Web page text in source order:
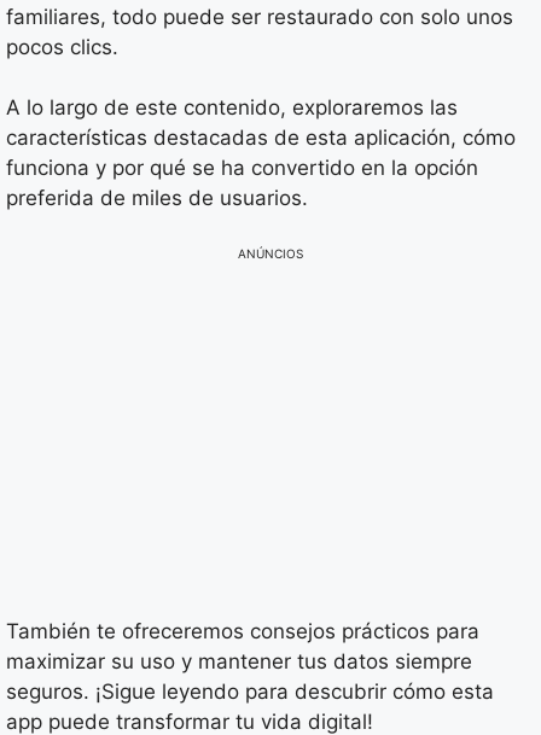
familiares, todo puede ser restaurado con solo unos
pocos clics.
A lo largo de este contenido, exploraremos las
características destacadas de esta aplicación, cómo
funciona y por qué se ha convertido en la opción
preferida de miles de usuarios.
ANÚNCIOS
También te ofreceremos consejos prácticos para
maximizar su uso y mantener tus datos siempre
seguros. ¡Sigue leyendo para descubrir cómo esta
app puede transformar tu vida digital!